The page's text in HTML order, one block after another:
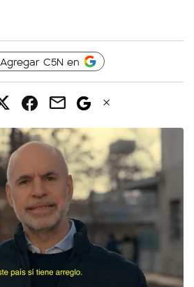
Agregar C5N en